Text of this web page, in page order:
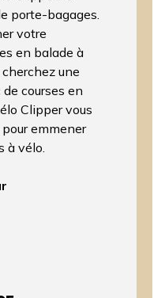
porte-bagages.
votre
en balade à
une
courses en
Clipper vous
emmener
à vélo.